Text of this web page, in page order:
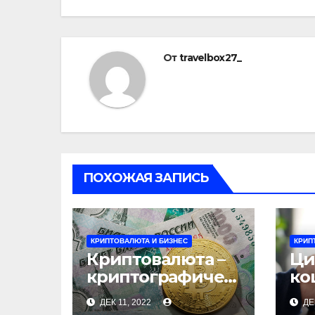
записям
Отtravelbox27_
ПОХОЖАЯ ЗАПИСЬ
КРИПТОВАЛЮТА И БИЗНЕС
Криптовалюта –
криптографичес
кий бизнес
ДЕК 11, 2022